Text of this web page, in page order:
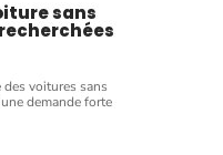
sans
voitures sans
demande forte